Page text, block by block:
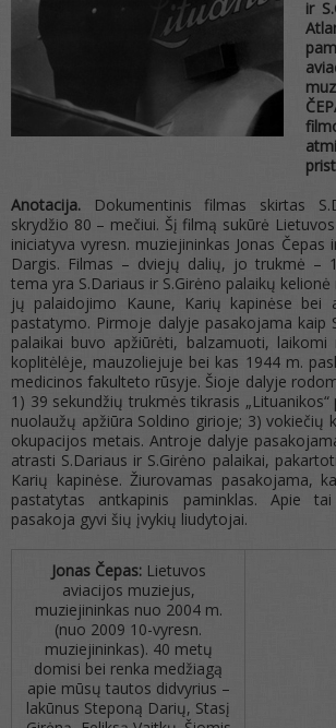
ir
Anotacija.
Dokumentinis filmas skirtas
skrydžio 80 – mečiui. Šį filmą sukūrė
iniciatyva vyresn. muziejininkas Jonas Čepas
Dargis. Filmas – dviejų dalių, jo trukmė –
tema yra S.Dariaus ir S.Girėno palaikų
jų palaidojimo Kaune, Karių kapinėse bei
pastatymo. Pirmoje dalyje pasakojama kaip
palaikai buvo apžiūrėti, balzamuoti, laikomi
koplitėlėje, mauzoliejuje bei kas 1944 m.
medicinos fakulteto rūsyje. Šioje dalyje
1) 39 sekundžių trukmės tikrasis
nuolaužų apžiūra Soldino girioje; 3) vokiečių
okupacijos metais. Antroje dalyje
atrasti S.Dariaus ir S.Girėno palaikai,
Karių kapinėse. Žiurovamas pasakojama,
pastatytas antkapinis paminklas. Apie
pasakoja gyvi šių įvykių liudytojai.
Jonas Čepas: Lietuvos
aviacijos muziejus,
muziejininkas nuo 2004 m.
(nuo 2009 10-vyresn.
muziejininkas). 40 metų
domisi bei renka medžiagą
apie mūsų tautos didvyrius –
lakūnus Steponą Darių, Stasį